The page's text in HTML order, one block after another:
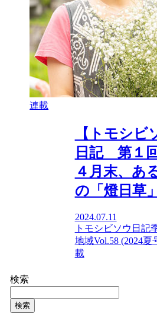
連載
【トモシビ
日記 第１回
４月末、あ
の「燈日草」
2024.07.11
トモシビソウ日記
地域Vol.58 (2024夏
載
検索
検索